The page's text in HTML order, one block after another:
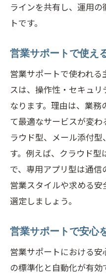
ラインを共有し、運用
トです。
営業サポートで使え
営業サポートで使われ
スは、操作性・セキュ
なります。理由は、業
て最適なサービスが変
ラウド型、メール添付
す。例えば、クラウド
で、専用アプリ型は通
営業スタイルや求める
選定しましょう。
営業サポートで安心
営業サポートにおける
の標準化と自動化が有